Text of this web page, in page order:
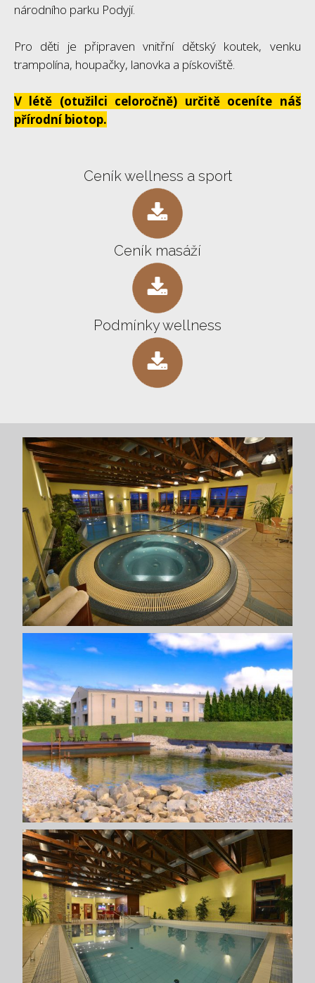
národního parku Podyjí.
Pro děti je připraven vnitřní dětský koutek, venku
trampolína, houpačky, lanovka a pískoviště.
V létě (otužilci celoročně) určitě oceníte náš
přírodní biotop.
Ceník wellness a sport
Ceník masáží
Podmínky wellness